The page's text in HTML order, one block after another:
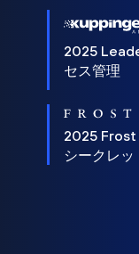
2025
セス管理
2025 Frost
シークレッ